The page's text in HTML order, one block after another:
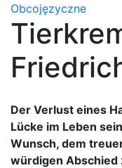
Obcojęzyczne
Der Verlust eines
Lücke im Leben
Wunsch, dem
würdigen Abschied